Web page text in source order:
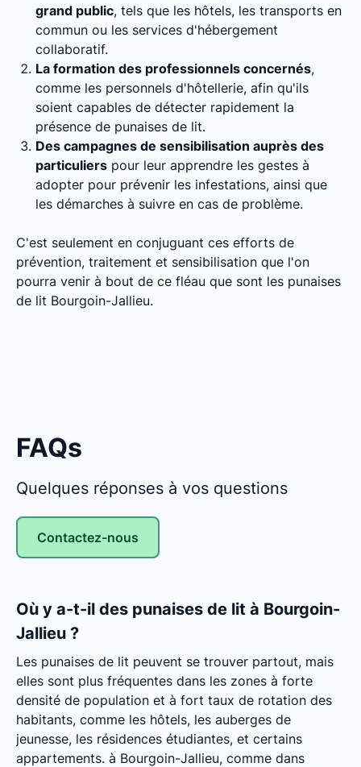
grand public, tels que les hôtels, les transports en
commun ou les services d'hébergement
collaboratif.
La formation des professionnels concernés,
comme les personnels d'hôtellerie, afin qu'ils
soient capables de détecter rapidement la
présence de punaises de lit.
Des campagnes de sensibilisation auprès des
particuliers pour leur apprendre les gestes à
adopter pour prévenir les infestations, ainsi que
les démarches à suivre en cas de problème.
C'est seulement en conjuguant ces efforts de
prévention, traitement et sensibilisation que l'on
pourra venir à bout de ce fléau que sont les punaises
de lit Bourgoin-Jallieu.
FAQs
Quelques réponses à vos questions
Contactez-nous
Où y a-t-il des punaises de lit à Bourgoin-
Jallieu ?
Les punaises de lit peuvent se trouver partout, mais
elles sont plus fréquentes dans les zones à forte
densité de population et à fort taux de rotation des
habitants, comme les hôtels, les auberges de
jeunesse, les résidences étudiantes, et certains
appartements. à Bourgoin-Jallieu, comme dans